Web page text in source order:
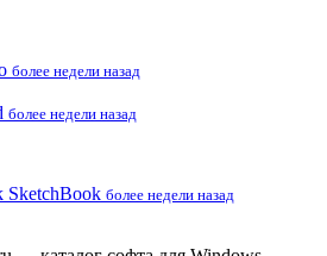
более недели назад
более недели назад
SketchBook более недели назад